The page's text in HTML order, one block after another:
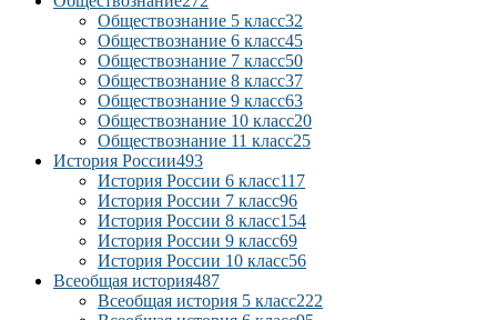
Обществознание 5 класс32
Обществознание 6 класс45
Обществознание 7 класс50
Обществознание 8 класс37
Обществознание 9 класс63
Обществознание 10 класс20
Обществознание 11 класс25
История России493
История России 6 класс117
История России 7 класс96
История России 8 класс154
История России 9 класс69
История России 10 класс56
Всеобщая история487
Всеобщая история 5 класс222